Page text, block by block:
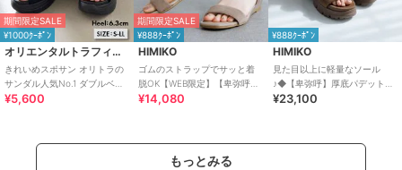
期間限定SALE
¥1000ｸｰﾎﾟﾝ
オリエンタルトラフィック
きれいめスポサン オリトラの
サンダル人気No.1 ダブルベル
ト スポーツサンダル /42207
¥5,600
期間限定SALE
¥888ｸｰﾎﾟﾝ
HIMIKO
ゴムのストラップでサッと着
脱OK【WEB限定】【卑弥呼
26SS】ゴムストラップサンダ
¥14,080
¥888ｸｰﾎﾟﾝ
HIMIKO
見た目以上に軽量なソール
♪◆【卑弥呼】厚底パデットサ
ンダル/661201
¥23,100
もっとみる